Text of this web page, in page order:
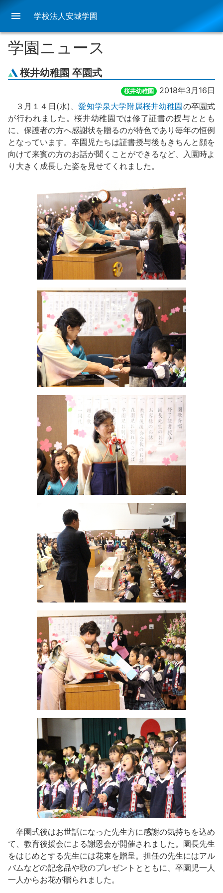
menu 学校法人安城学園
学園ニュース
桜井幼稚園 卒園式
桜井幼稚園
2018年3月16日
３月１４日(水)、愛知学泉大学附属桜井幼稚園の卒園式
が行われました。桜井幼稚園では修了証書の授与ととも
に、保護者の方へ感謝状を贈るのが特色であり毎年の恒例
となっています。卒園児たちは証書授与後もきちんと顔を
向けて来賓の方のお話が聞くことができるなど、入園時よ
り大きく成長した姿を見せてくれました。
卒園式後はお世話になった先生方に感謝の気持ちを込め
て、教育後援会による謝恩会が開催されました。園長先生
をはじめとする先生には花束を贈呈。担任の先生にはアル
バムなどの記念品や歌のプレゼントとともに、卒園児一人
一人からお花が贈られました。